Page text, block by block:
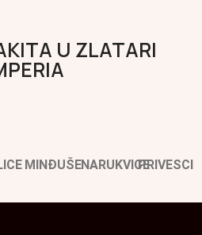
U ZLATARI
MINĐUŠENARUKVICEPRIVESCI